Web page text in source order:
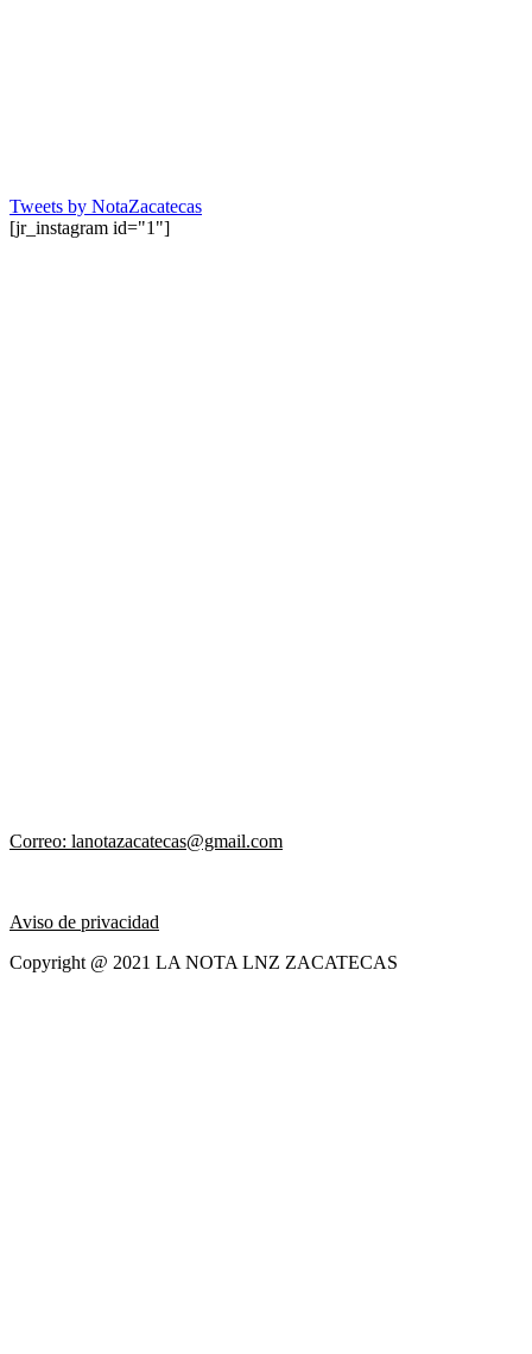
Tweets by NotaZacatecas
[jr_instagram id="1"]
Correo: lanotazacatecas@gmail.com
Aviso de privacidad
Copyright @ 2021 LA NOTA LNZ ZACATECAS